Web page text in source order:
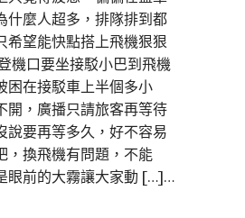
什麼人超多，排隊排到都
希望能快點搭上飛機狠狠
機口要坐接駁小巴到飛機
困在接駁車上半個多小
開，廣播只請旅客再等待
說要再等多久，好不容易
，換飛機有問題，不能
眼前的大霧讓大家動 […]…